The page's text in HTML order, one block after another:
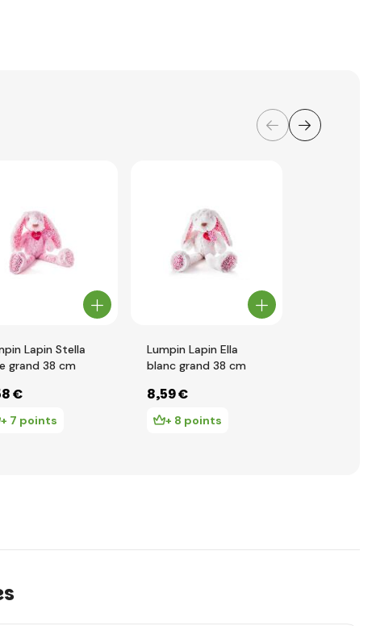
Lapin Stella
grand 38 cm
€
+ 7 points
Lumpin Lapin Ella
blanc grand 38 cm
8,59 €
+ 8 points